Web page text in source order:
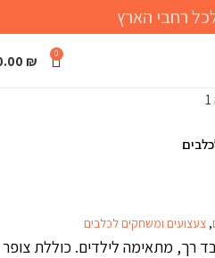
רחבי הארץ
0
₪
, צעצועים ומשחקים לכלבים
רך, מתאימה לילדים. כוללת צופר